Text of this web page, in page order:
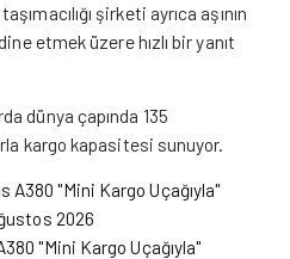
şirketi ayrıca aşının
etmek üzere hızlı bir yanıt
dünya çapında 135
kargo kapasitesi sunuyor.
"Mini Kargo Uçağıyla"